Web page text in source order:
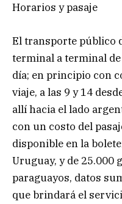
Horarios y pasaje
El transporte público
terminal a terminal
día; en principio con
viaje, a las 9 y 14
allí hacia el lado
con un costo del
disponible en la
Uruguay, y de 25.000
paraguayos, datos
que brindará el